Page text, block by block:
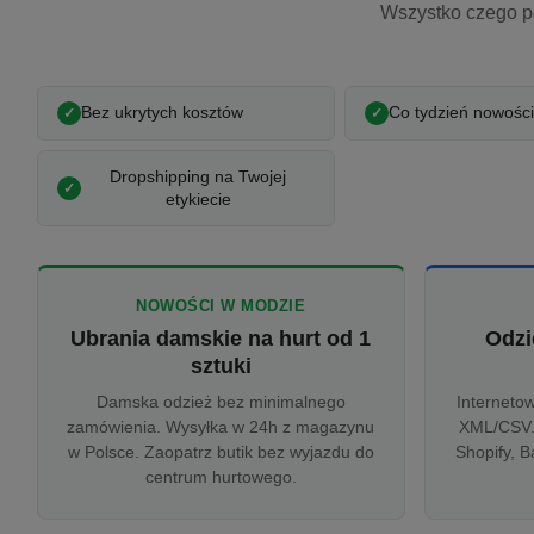
Wszystko czego
Bez ukrytych kosztów Co tydzień nowości
Dropshipping na Twojej
etykiecie
NOWOŚCI W MODZIE
Ubrania damskie na hurt od 1
sztuki
Damska odzież bez minimalnego
zamówienia. Wysyłka w 24h z magazynu
w Polsce. Zaopatrz butik bez wyjazdu do
centrum hurtowego.
XML/
Shopify,